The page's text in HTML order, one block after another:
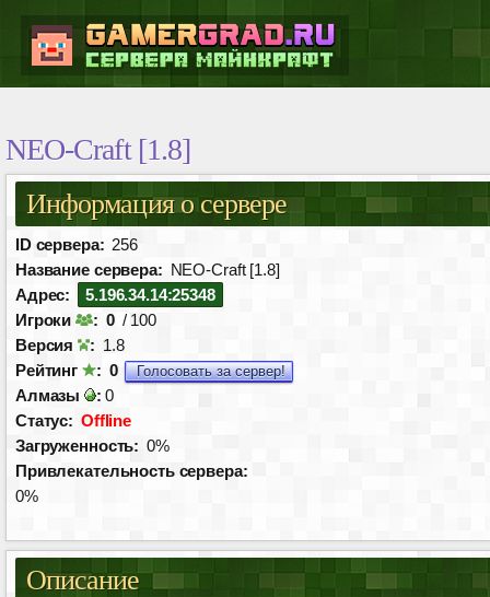
NEO-Craft [1.8]
Информация о сервере
ID сервера: 256
Название сервера: NEO-Craft [1.8]
Адрес:
5.196.34.14:25348
Игроки
: 0 / 100
Версия
: 1.8
Рейтинг
: 0 Голосовать за сервер!
Алмазы : 0
Статус: Offline
Загруженность: 0%
Привлекательность сервера:
0%
Описание